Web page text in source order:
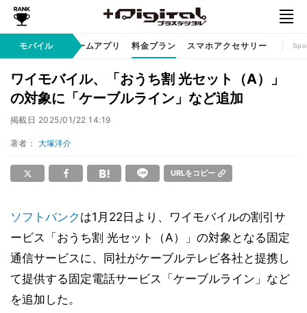
モバイル
/ サービス ゲームアプリ 料金プラン スマホアクセサリー
ワイモバイル、「おうち割 光セット（A）」
の対象に「ケーブルライン」など追加
掲載日 2025/01/22 14:19
著者： 大塚洋介
URLをコピー
ソフトバンク は1月22日より、ワイモバイルの割引サ
ービス「おうち割 光セット（A）」の対象となる固定
通信サービスに、同社がケーブルテレビ各社と提携し
て提供する固定電話サービス「ケーブルライン」など
を追加した。